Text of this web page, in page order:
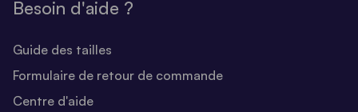
Besoin d'aide ?
Guide des tailles
Formulaire de retour de commande
Centre d'aide